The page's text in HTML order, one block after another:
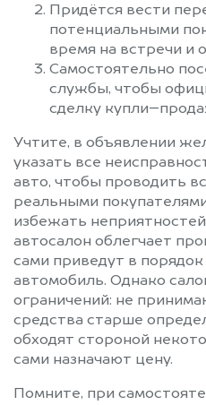
Придётся вести
потенциальными
время на встречи и
Самостоятельно
службы, чтобы
сделку
Учтите, в объявлении
указать все
авто, чтобы проводить
реальными
избежать
автосалон облегчает
сами приведут в
автомобиль. Однако
ограничений: не
средства старше
обходят стороной
сами назначают цену.
Помните, при